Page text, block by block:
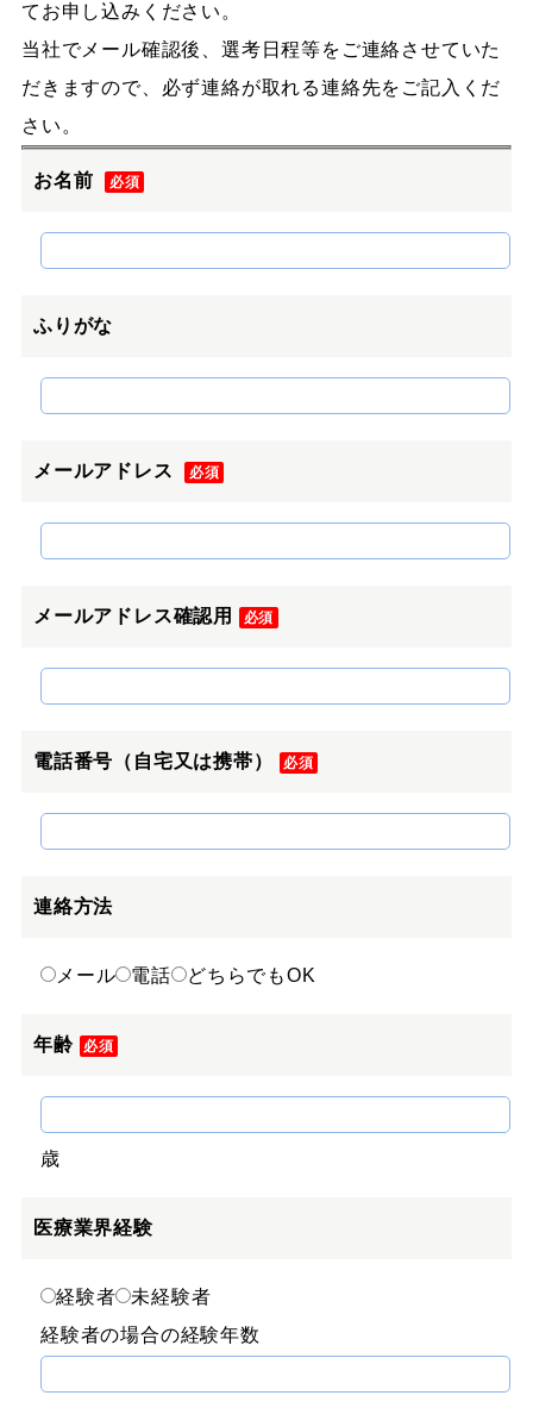
てお申し込みください。
当社でメール確認後、選考日程等をご連絡させていた
だきますので、必ず連絡が取れる連絡先をご記入くだ
さい。
お名前 必須
ふりがな
メールアドレス 必須
メールアドレス確認用 必須
電話番号（自宅又は携帯） 必須
連絡方法
メール 電話 どちらでもOK
年齢 必須
歳
医療業界経験
経験者
未経験者
経験者の場合の経験年数